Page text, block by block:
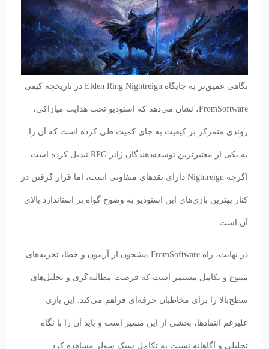
نگاهی عمیق‌تر به جایگاه Elden Ring Nightreign در تاریخچه کیفی
FromSoftware، نشان می‌دهد که استودیو تحت هدایت میازاکی،
روندی متمرکز بر کیفیت به جای کمیت طی کرده است که آن را
به یکی از معتبرترین توسعه‌دهندگان ژانر RPG تبدیل کرده است.
اگرچه Nightreign دارای نقدهای متفاوتی است، اما قرار گرفتن در
کنار بهترین بازی‌های این استودیو به وضوح گواه بر استاندارد بالای
آن است.
در نهایت، راه FromSoftware مشحون از آزمون و خطا، تجربه‌های
متنوع و تکامل مستمر است که فرصت مطالبه‌گری و تحلیل‌های
سطح‌بالا را برای مخاطبان حرفه‌ای فراهم می‌کند. این بازی
علیرغم انتقادها، بخشی از این مسیر است و باید آن را با نگاه
تحلیلی و آگاهانه نسبت به تکامل سبک سولز مشاهده کرد.